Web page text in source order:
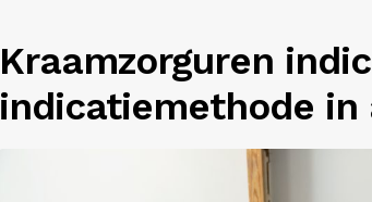
Kraamzorguren
indicatiemethode